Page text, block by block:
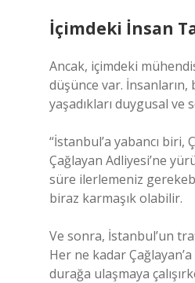
İçimdeki İnsan
Ancak, içimdeki
düşünce var. İnsanların,
yaşadıkları duygusal
“İstanbul’a yabancı
Çağlayan Adliyesi’ne
süre ilerlemeniz
biraz karmaşık olabilir.
Ve sonra, İstanbul’un
Her ne kadar
durağa ulaşmaya